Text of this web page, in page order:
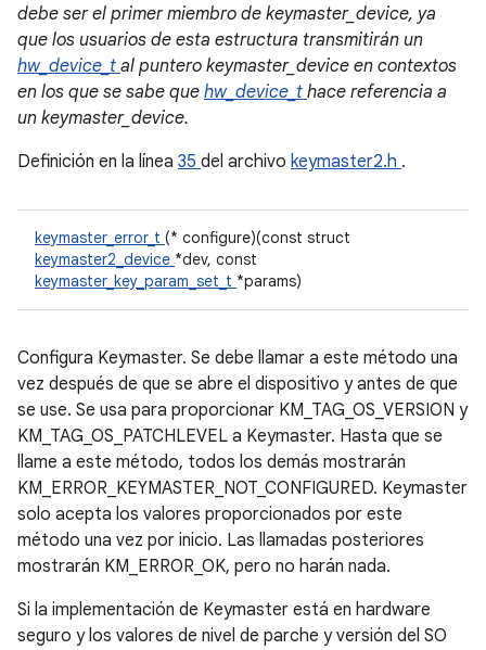
debe ser el primer miembro de keymaster_device, ya
que los usuarios de esta estructura transmitirán un
hw_device_t al puntero keymaster_device en contextos
en los que se sabe que hw_device_t hace referencia a
un keymaster_device.
Definición en la línea 35 del archivo keymaster2.h .
keymaster_error_t (* configure)(const struct
keymaster2_device *dev, const
keymaster_key_param_set_t *params)
Configura Keymaster. Se debe llamar a este método una
vez después de que se abre el dispositivo y antes de que
se use. Se usa para proporcionar KM_TAG_OS_VERSION y
KM_TAG_OS_PATCHLEVEL a Keymaster. Hasta que se
llame a este método, todos los demás mostrarán
KM_ERROR_KEYMASTER_NOT_CONFIGURED. Keymaster
solo acepta los valores proporcionados por este
método una vez por inicio. Las llamadas posteriores
mostrarán KM_ERROR_OK, pero no harán nada.
Si la implementación de Keymaster está en hardware
seguro y los valores de nivel de parche y versión del SO